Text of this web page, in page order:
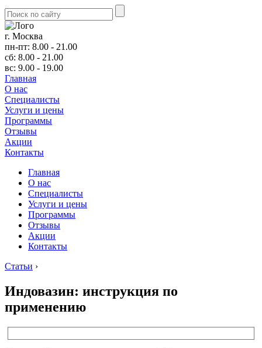
г. Москва
пн-пт: 8.00 - 21.00
сб: 8.00 - 21.00
вс: 9.00 - 19.00
Главная
О нас
Cпециалисты
Услуги и цены
Программы
Отзывы
Акции
Контакты
Главная
О нас
Cпециалисты
Услуги и цены
Программы
Отзывы
Акции
Контакты
Статьи ›
Индовазин: инструкция по
применению